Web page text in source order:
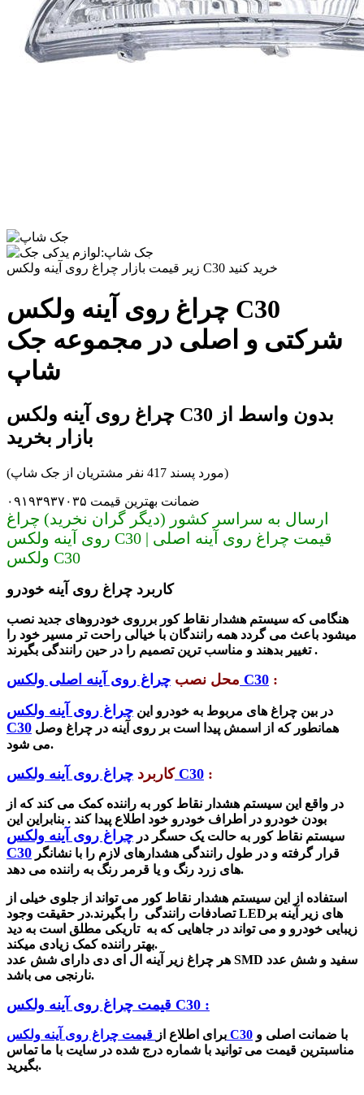
زیر قیمت بازار چراغ روی آینه ولکس C30 خرید کنید
چراغ روی آینه ولکس C30
شرکتی و اصلی در مجموعه جک
شاپ
چراغ روی آینه ولکس C30 بدون واسط از
بازار بخرید
(مورد پسند 417 نفر مشتریان از جک شاپ)
ضمانت بهترین قیمت ۰۹۱۹۳۹۳۷۰۳۵
ارسال به سراسر کشور (دیگر گران نخرید) چراغ
روی آینه ولکس C30 | قیمت چراغ روی آینه اصلی
ولکس C30
کاربرد چراغ روی آینه خودرو
هنگامی که سیستم هشدار نقاط کور برروی خودروهای جدید نصب
میشود باعث می گردد همه رانندگان با خیالی راحت تر مسیر خود را
تغییر بدهند و مناسب ترین تصمیم را در حین رانندگی بگیرند .
محل نصب چراغ روی آینه اصلی ولکس C30 :
در بین چراغ های مربوط به خودرو این چراغ روی آینه ولکس
C30
می شود.
کاربردچراغ روی آینه ولکس C30 :
در واقع این سیستم هشدار نقاط کور به راننده کمک می کند که از
بودن خودرو در اطراف خودرو خود اطلاع پیدا کند . بنابراین این
سیستم نقاط کور به حالت یک حسگر در چراغ روی آینه ولکس
C30
های زرد رنگ و یا قرمر رنگ به راننده می دهد.
استفاده از این سیستم هشدار نقاط کور می تواند از جلوی خیلی از
تصادفات رانندگی را بگیرند.در حقیقت وجود LEDهای زیر آینه بر
زیبایی خودرو و می تواند در جاهایی که به تاریکی مطلق است به دید
بهتر راننده کمک زیادی میکند.
هر چراغ زیر آینه ال ای دی دارای شش عدد SMD سفید و شش عدد
نارنجی می باشد.
قیمت چراغ روی آینه ولکس C30 :
برای اطلاع از قیمت چراغ روی آینه ولکس C30
مناسبترین قیمت می توانید با شماره درج شده در سایت با ما تماس
بگیرید.